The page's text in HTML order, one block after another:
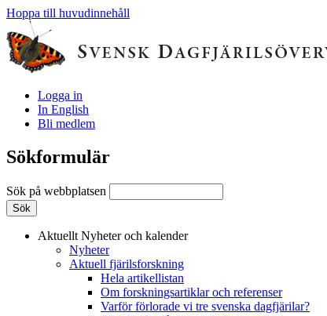
Hoppa till huvudinnehåll
Logga in
In English
Bli medlem
Sökformulär
Sök på webbplatsen
Aktuellt Nyheter och kalender
Nyheter
Aktuell fjärilsforskning
Hela artikellistan
Om forskningsartiklar och referenser
Varför förlorade vi tre svenska dagfjärilar?